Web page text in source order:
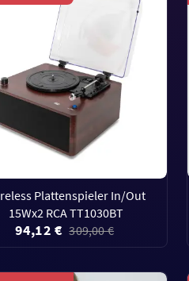
Plattenspieler In/Out
15Wx2 RCA TT1030BT
94,12 € 309,00 €